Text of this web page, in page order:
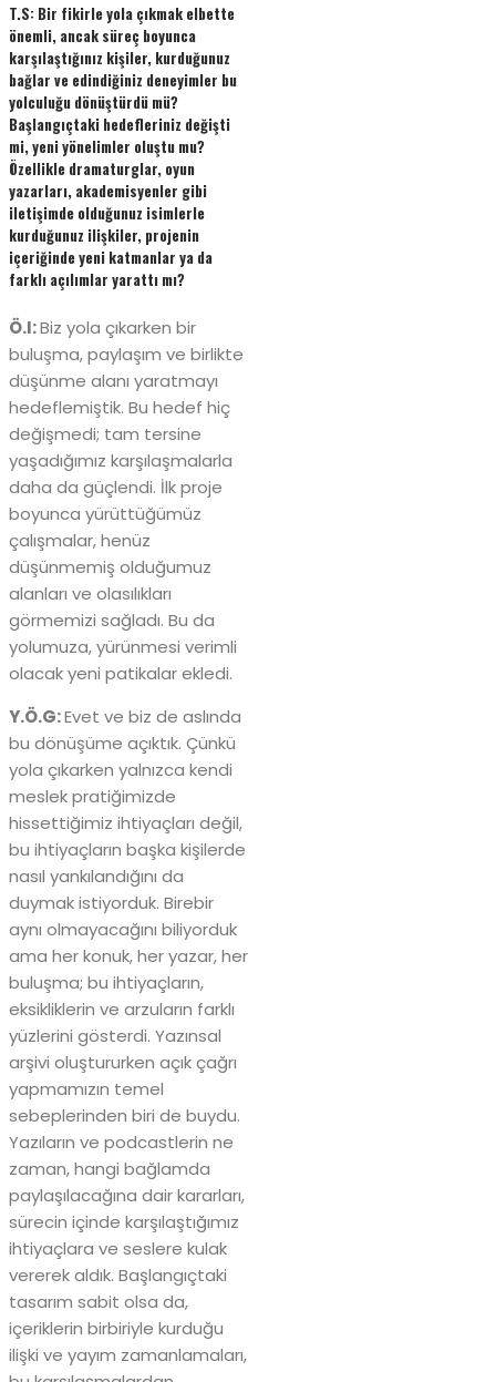
T.S: Bir fikirle yola çıkmak elbette
önemli, ancak süreç boyunca
karşılaştığınız kişiler, kurduğunuz
bağlar ve edindiğiniz deneyimler bu
yolculuğu dönüştürdü mü?
Başlangıçtaki hedefleriniz değişti
mi, yeni yönelimler oluştu mu?
Özellikle dramaturglar, oyun
yazarları, akademisyenler gibi
iletişimde olduğunuz isimlerle
kurduğunuz ilişkiler, projenin
içeriğinde yeni katmanlar ya da
farklı açılımlar yarattı mı?
Ö.I:Biz yola çıkarken bir
buluşma, paylaşım ve birlikte
düşünme alanı yaratmayı
hedeflemiştik. Bu hedef hiç
değişmedi; tam tersine
yaşadığımız karşılaşmalarla
daha da güçlendi. İlk proje
boyunca yürüttüğümüz
çalışmalar, henüz
düşünmemiş olduğumuz
alanları ve olasılıkları
görmemizi sağladı. Bu da
yolumuza, yürünmesi verimli
olacak yeni patikalar ekledi.
Y.Ö.G:Evet ve biz de aslında
bu dönüşüme açıktık. Çünkü
yola çıkarken yalnızca kendi
meslek pratiğimizde
hissettiğimiz ihtiyaçları değil,
bu ihtiyaçların başka kişilerde
nasıl yankılandığını da
duymak istiyorduk. Birebir
aynı olmayacağını biliyorduk
ama her konuk, her yazar, her
buluşma; bu ihtiyaçların,
eksikliklerin ve arzuların farklı
yüzlerini gösterdi. Yazınsal
arşivi oluştururken açık çağrı
yapmamızın temel
sebeplerinden biri de buydu.
Yazıların ve podcastlerin ne
zaman, hangi bağlamda
paylaşılacağına dair kararları,
sürecin içinde karşılaştığımız
ihtiyaçlara ve seslere kulak
vererek aldık. Başlangıçtaki
tasarım sabit olsa da,
içeriklerin birbiriyle kurduğu
ilişki ve yayım zamanlamaları,